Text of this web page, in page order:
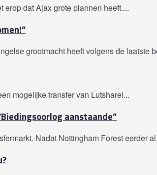
dat Ajax grote plannen heeft....
grootmacht heeft volgens de laatste
mogelijke transfer van Lutsharel...
aanstaande”
Nadat Nottingham Forest eerder